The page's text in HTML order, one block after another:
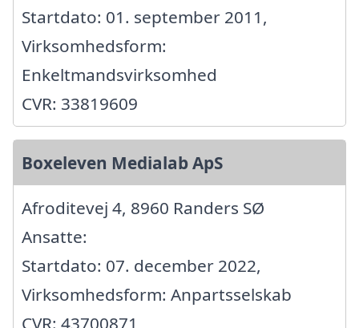
Startdato: 01. september 2011,
Virksomhedsform:
Enkeltmandsvirksomhed
CVR: 33819609
Boxeleven Medialab ApS
Afroditevej 4, 8960 Randers SØ
Ansatte:
Startdato: 07. december 2022,
Virksomhedsform: Anpartsselskab
CVR: 43700871